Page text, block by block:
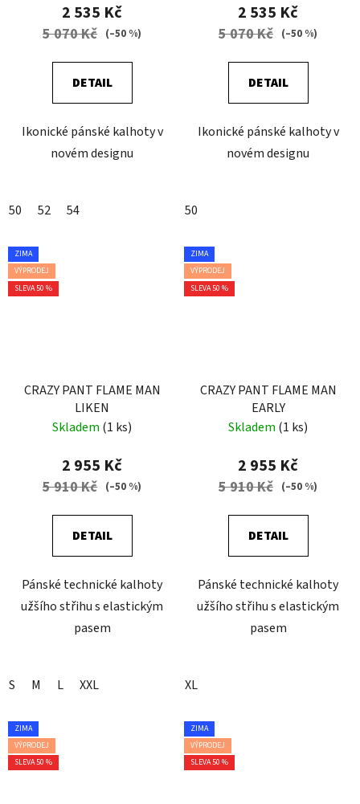
2 535 Kč
5 070 Kč (–50 %)
DETAIL
Ikonické pánské kalhoty v
novém designu
50 52 54
2 535 Kč
5 070 Kč (–50 %)
DETAIL
Ikonické pánské kalhoty v
novém designu
50
ZIMA
VÝPRODEJ
SLEVA 50 %
CRAZY PANT FLAME MAN
LIKEN
Skladem (1 ks)
2 955 Kč
5 910 Kč (–50 %)
DETAIL
Pánské technické kalhoty
užšího střihu s elastickým
pasem
S M L XXL
ZIMA
VÝPRODEJ
SLEVA 50 %
CRAZY PANT FLAME MAN
EARLY
Skladem (1 ks)
2 955 Kč
5 910 Kč (–50 %)
DETAIL
Pánské technické kalhoty
užšího střihu s elastickým
pasem
XL
ZIMA
VÝPRODEJ
SLEVA 50 %
ZIMA
VÝPRODEJ
SLEVA 50 %